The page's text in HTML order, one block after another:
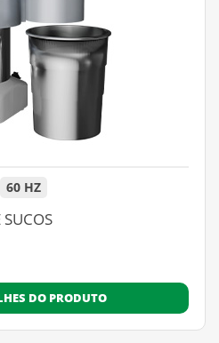
60 HZ
SUCOS
DO PRODUTO